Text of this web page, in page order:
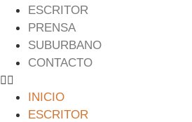
ESCRITOR
PRENSA
SUBURBANO
CONTACTO
INICIO
ESCRITOR